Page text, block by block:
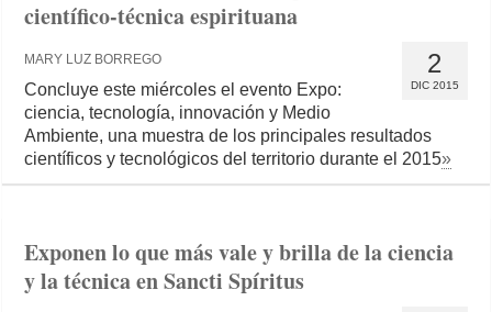
científico-técnica espirituana
2
DIC 2015
MARY LUZ BORREGO
Concluye este miércoles el evento Expo:
ciencia, tecnología, innovación y Medio
Ambiente, una muestra de los principales resultados
científicos y tecnológicos del territorio durante el 2015»
Exponen lo que más vale y brilla de la ciencia
y la técnica en Sancti Spíritus